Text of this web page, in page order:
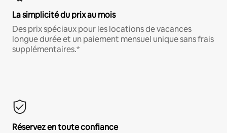
La simplicité du prix au mois
Des prix spéciaux pour les locations de vacances
longue durée et un paiement mensuel unique sans frais
supplémentaires.*
Réservez en toute confiance